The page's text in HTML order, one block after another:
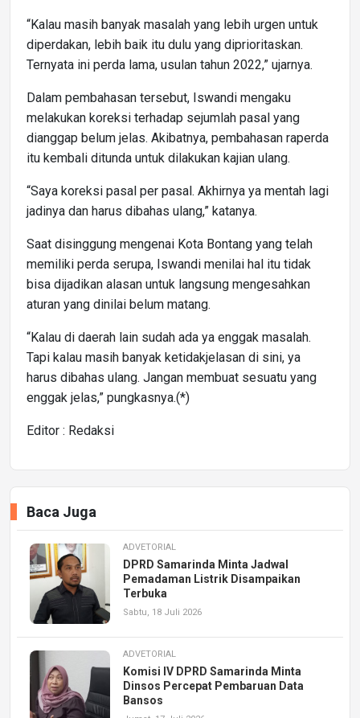
“Kalau masih banyak masalah yang lebih urgen untuk
diperdakan, lebih baik itu dulu yang diprioritaskan.
Ternyata ini perda lama, usulan tahun 2022,” ujarnya.
Dalam pembahasan tersebut, Iswandi mengaku
melakukan koreksi terhadap sejumlah pasal yang
dianggap belum jelas. Akibatnya, pembahasan raperda
itu kembali ditunda untuk dilakukan kajian ulang.
“Saya koreksi pasal per pasal. Akhirnya ya mentah lagi
jadinya dan harus dibahas ulang,” katanya.
Saat disinggung mengenai Kota Bontang yang telah
memiliki perda serupa, Iswandi menilai hal itu tidak
bisa dijadikan alasan untuk langsung mengesahkan
aturan yang dinilai belum matang.
“Kalau di daerah lain sudah ada ya enggak masalah.
Tapi kalau masih banyak ketidakjelasan di sini, ya
harus dibahas ulang. Jangan membuat sesuatu yang
enggak jelas,” pungkasnya.(*)
Editor : Redaksi
Baca Juga
ADVETORIAL
DPRD Samarinda Minta Jadwal
Pemadaman Listrik Disampaikan
Terbuka
Sabtu, 18 Juli 2026
ADVETORIAL
Komisi IV DPRD Samarinda Minta
Dinsos Percepat Pembaruan Data
Bansos